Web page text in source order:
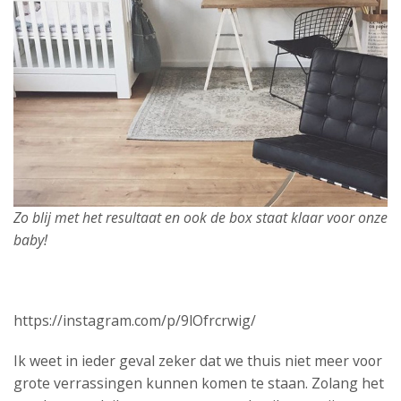
Zo blij met het resultaat en ook de box staat klaar voor onze
baby!
https://instagram.com/p/9lOfrcrwig/
Ik weet in ieder geval zeker dat we thuis niet meer voor
grote verrassingen kunnen komen te staan. Zolang het